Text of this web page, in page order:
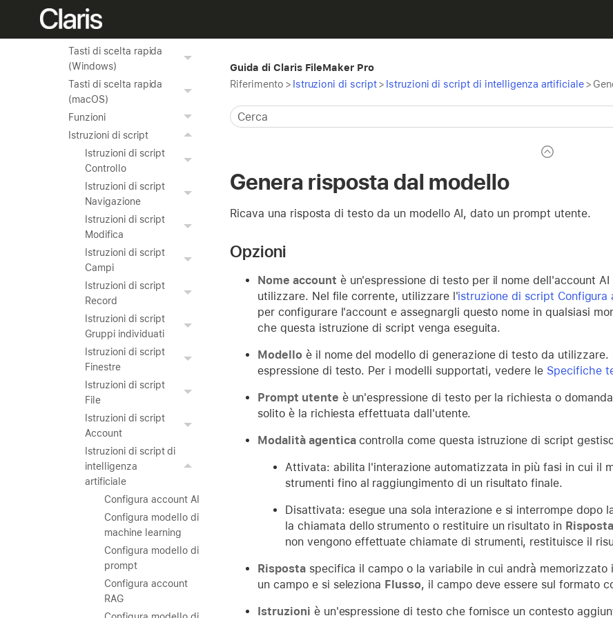
Modifica delle
Tasti di scelta rapida
(Windows)
Tasti di scelta rapida
(macOS)
Funzioni
Istruzioni di script
Istruzioni di script
Controllo
Istruzioni di script
Navigazione
Istruzioni di script
Modifica
Istruzioni di script
Campi
Istruzioni di script
Record
Istruzioni di script
Gruppi individuati
Istruzioni di script
Finestre
Istruzioni di script
File
Istruzioni di script
Account
Istruzioni di script di
intelligenza
artificiale
Configura account AI
Configura modello di
machine learning
Configura modello di
prompt
Configura account
RAG
Guida di Claris FileMaker Pro
Riferimento > Istruzioni di script> Istruzioni di script di intelligenza artificiale>
Genera risposta dal modello
Ricava una risposta di testo da un modello AI, dato un prompt utente.
Opzioni
Nome account è un'espressione di testo per il nome dell'account AI
utilizzare. Nel file corrente, utilizzare l'istruzione di script Configura
per configurare l'account e assegnargli questo nome in qualsiasi
che questa istruzione di script venga eseguita.
Modelloè il nome del modello di generazione di testo da
espressione di testo. Per i modelli supportati, vedere le Specifiche
Prompt utente è un'espressione di testo per la richiesta o
solito è la richiesta effettuata dall'utente.
Modalità agenticacontrolla come questa istruzione di script
Attivata: abilita l'interazione automatizzata in più fasi in cui il
strumenti fino al raggiungimento di un risultato finale.
Disattivata: esegue una sola interazione e si interrompe dopo
la chiamata dello strumento o restituire un risultato in Risposta
non vengono effettuate chiamate di strumenti, restituisce il
Rispostaspecifica il campo o la variabile in cui andrà
un campo e si seleziona Flusso, il campo deve essere sul formato
Istruzioni è un'espressione di testo che fornisce un contesto